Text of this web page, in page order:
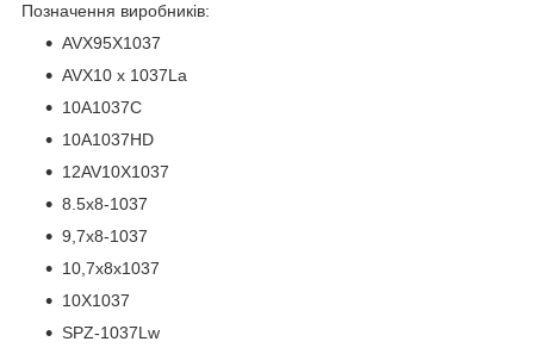
Позначення виробників:
AVX95X1037
AVX10 x 1037La
10A1037C
10A1037HD
12AV10X1037
8.5х8-1037
9,7х8-1037
10,7х8х1037
10X1037
SPZ-1037Lw